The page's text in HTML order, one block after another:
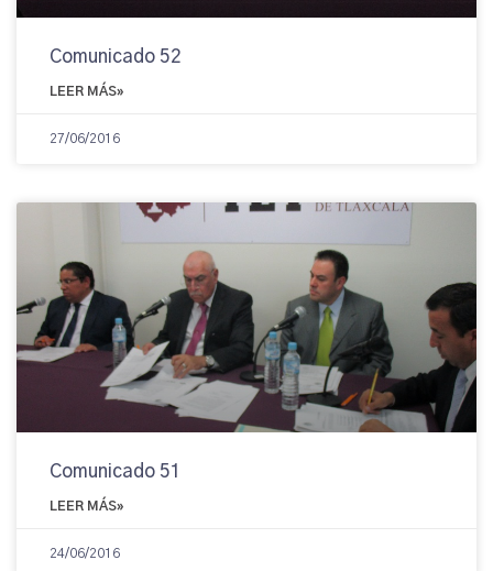
Comunicado 52
LEER MÁS»
27/06/2016
Comunicado 51
LEER MÁS»
24/06/2016